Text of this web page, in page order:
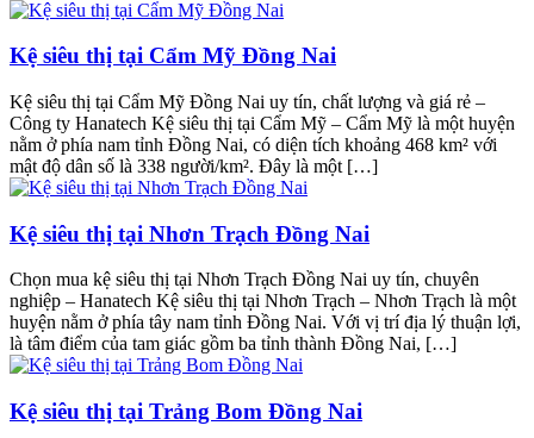
Kệ siêu thị tại Cẩm Mỹ Đồng Nai
Kệ siêu thị tại Cẩm Mỹ Đồng Nai uy tín, chất lượng và giá rẻ –
Công ty Hanatech Kệ siêu thị tại Cẩm Mỹ – Cẩm Mỹ là một huyện
nằm ở phía nam tỉnh Đồng Nai, có diện tích khoảng 468 km² với
mật độ dân số là 338 người/km². Đây là một […]
Kệ siêu thị tại Nhơn Trạch Đồng Nai
Chọn mua kệ siêu thị tại Nhơn Trạch Đồng Nai uy tín, chuyên
nghiệp – Hanatech Kệ siêu thị tại Nhơn Trạch – Nhơn Trạch là một
huyện nằm ở phía tây nam tỉnh Đồng Nai. Với vị trí địa lý thuận lợi,
là tâm điểm của tam giác gồm ba tỉnh thành Đồng Nai, […]
Kệ siêu thị tại Trảng Bom Đồng Nai